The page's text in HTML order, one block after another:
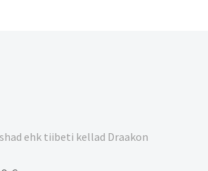
ehk tiibeti kellad Draakon